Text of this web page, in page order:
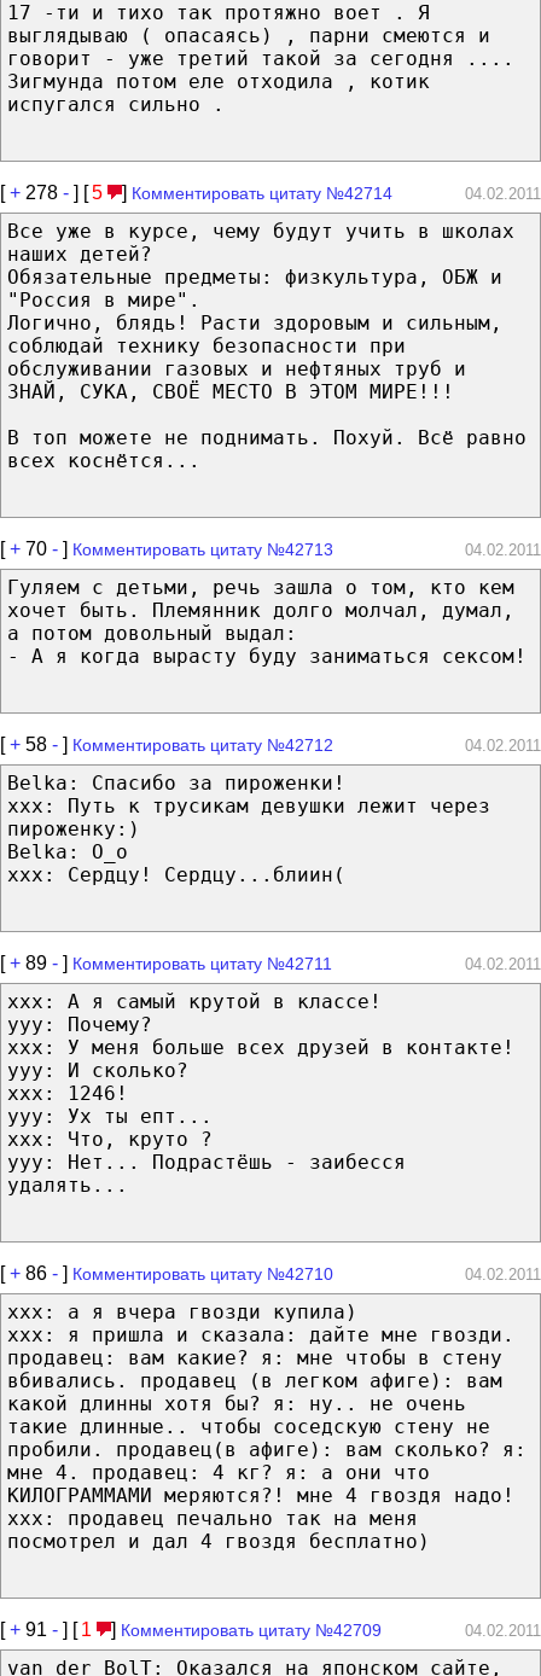
17 -ти и тихо так протяжно воет . Я
выглядываю ( опасаясь) , парни смеются и
говорит - уже третий такой за сегодня ....
Зигмунда потом еле отходила , котик
испугался сильно .
[+ 278 - ] [5 ] Комментировать цитату №42714 04.02.2011
Все уже в курсе, чему будут учить в школах
наших детей?
Обязательные предметы: физкультура, ОБЖ и
"Россия в мире".
Логично, блядь! Расти здоровым и сильным,
соблюдай технику безопасности при
обслуживании газовых и нефтяных труб и
ЗНАЙ, СУКА, СВОЁ МЕСТО В ЭТОМ МИРЕ!!!
В топ можете не поднимать. Похуй. Всё равно
всех коснётся...
[+ 70 - ] Комментировать цитату №42713 04.02.2011
Гуляем с детьми, речь зашла о том, кто кем
хочет быть. Племянник долго молчал, думал,
а потом довольный выдал:
- А я когда вырасту буду заниматься сексом!
[+ 58 - ] Комментировать цитату №42712 04.02.2011
Belka: Спасибо за пироженки!
ххх: Путь к трусикам девушки лежит через
пироженку:)
Belka: О_о
ххх: Сердцу! Сердцу...блиин(
[+ 89 - ] Комментировать цитату №42711 04.02.2011
xxx: А я самый крутой в классе!
yyy: Почему?
xxx: У меня больше всех друзей в контакте!
yyy: И сколько?
xxx: 1246!
yyy: Ух ты епт...
xxx: Что, круто ?
yyy: Нет... Подрастëшь - заибесся
удалять...
[+ 86 - ] Комментировать цитату №42710 04.02.2011
xxx: а я вчера гвозди купила)
xxx: я пришла и сказала: дайте мне гвозди.
продавец: вам какие? я: мне чтобы в стену
вбивались. продавец (в легком афиге): вам
какой длинны хотя бы? я: ну.. не очень
такие длинные.. чтобы соседскую стену не
пробили. продавец(в афиге): вам сколько? я:
мне 4. продавец: 4 кг? я: а они что
КИЛОГРАММАМИ меряются?! мне 4 гвоздя надо!
xxx: продавец печально так на меня
посмотрел и дал 4 гвоздя бесплатно)
[+ 91 - ] [ 1 ] Комментировать цитату №42709 04.02.2011
van der BolT: Оказался на японском сайте,